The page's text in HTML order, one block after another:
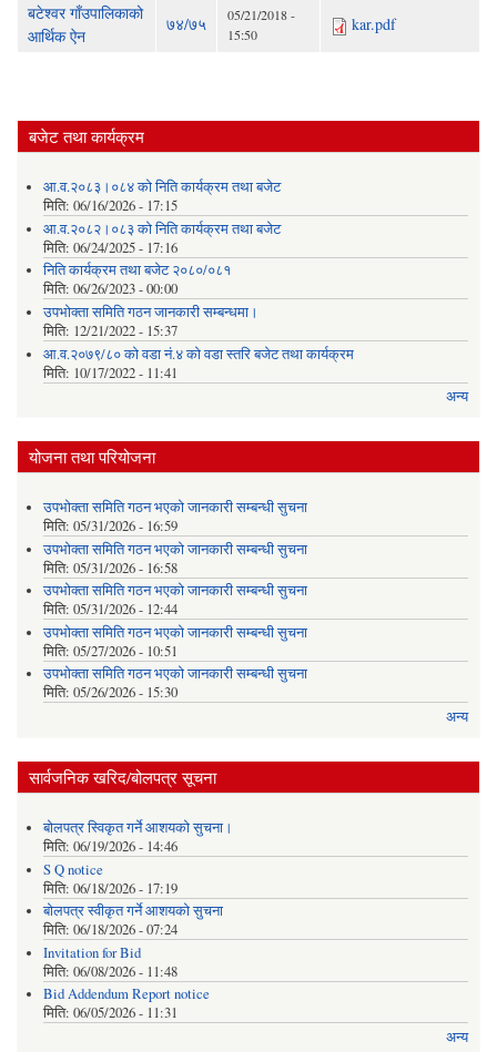
बटेश्वर गाँउपालिकाको
आर्थिक ऐन
७४/७५
05/21/2018 -
15:50
kar.pdf
बजेट तथा कार्यक्रम
आ.व.२०८३।०८४ को निति कार्यक्रम तथा बजेट
मिति: 06/16/2026 - 17:15
आ.व.२०८२।०८३ को निति कार्यक्रम तथा बजेट
मिति: 06/24/2025 - 17:16
निति कार्यक्रम तथा बजेट २०८०/०८१
मिति: 06/26/2023 - 00:00
उपभोक्ता समिति गठन जानकारी सम्बन्धमा।
मिति: 12/21/2022 - 15:37
आ.व.२०७९/८० को वडा नं.४ को वडा स्तरि बजेट तथा कार्यक्रम
मिति: 10/17/2022 - 11:41
अन्य
योजना तथा परियोजना
उपभोक्ता समिति गठन भएको जानकारी सम्बन्धी सुचना
मिति: 05/31/2026 - 16:59
उपभोक्ता समिति गठन भएको जानकारी सम्बन्धी सुचना
मिति: 05/31/2026 - 16:58
उपभोक्ता समिति गठन भएको जानकारी सम्बन्धी सुचना
मिति: 05/31/2026 - 12:44
उपभोक्ता समिति गठन भएको जानकारी सम्बन्धी सुचना
मिति: 05/27/2026 - 10:51
उपभोक्ता समिति गठन भएको जानकारी सम्बन्धी सुचना
मिति: 05/26/2026 - 15:30
अन्य
सार्वजनिक खरिद/बोलपत्र सूचना
बोलपत्र स्विकृत गर्ने आशयको सुचना।
मिति: 06/19/2026 - 14:46
S Q notice
मिति: 06/18/2026 - 17:19
बोलपत्र स्वीकृत गर्ने आशयको सुचना
मिति: 06/18/2026 - 07:24
Invitation for Bid
मिति: 06/08/2026 - 11:48
Bid Addendum Report notice
मिति: 06/05/2026 - 11:31
अन्य